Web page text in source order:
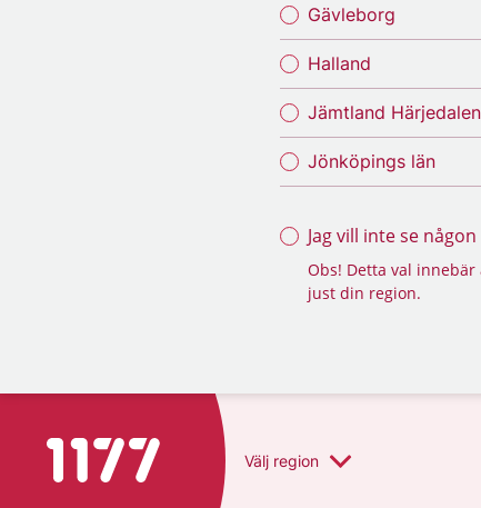
Gävleborg
Halland
Jämtland Härjedalen
Jönköpings län
Jag vill inte se
Obs! Detta val
just din region.
Till startsidan för 1177 Välj region